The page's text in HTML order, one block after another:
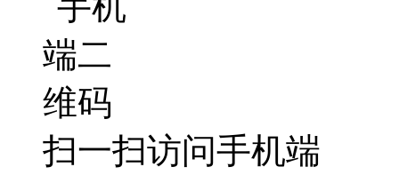
扫一扫访问手机端